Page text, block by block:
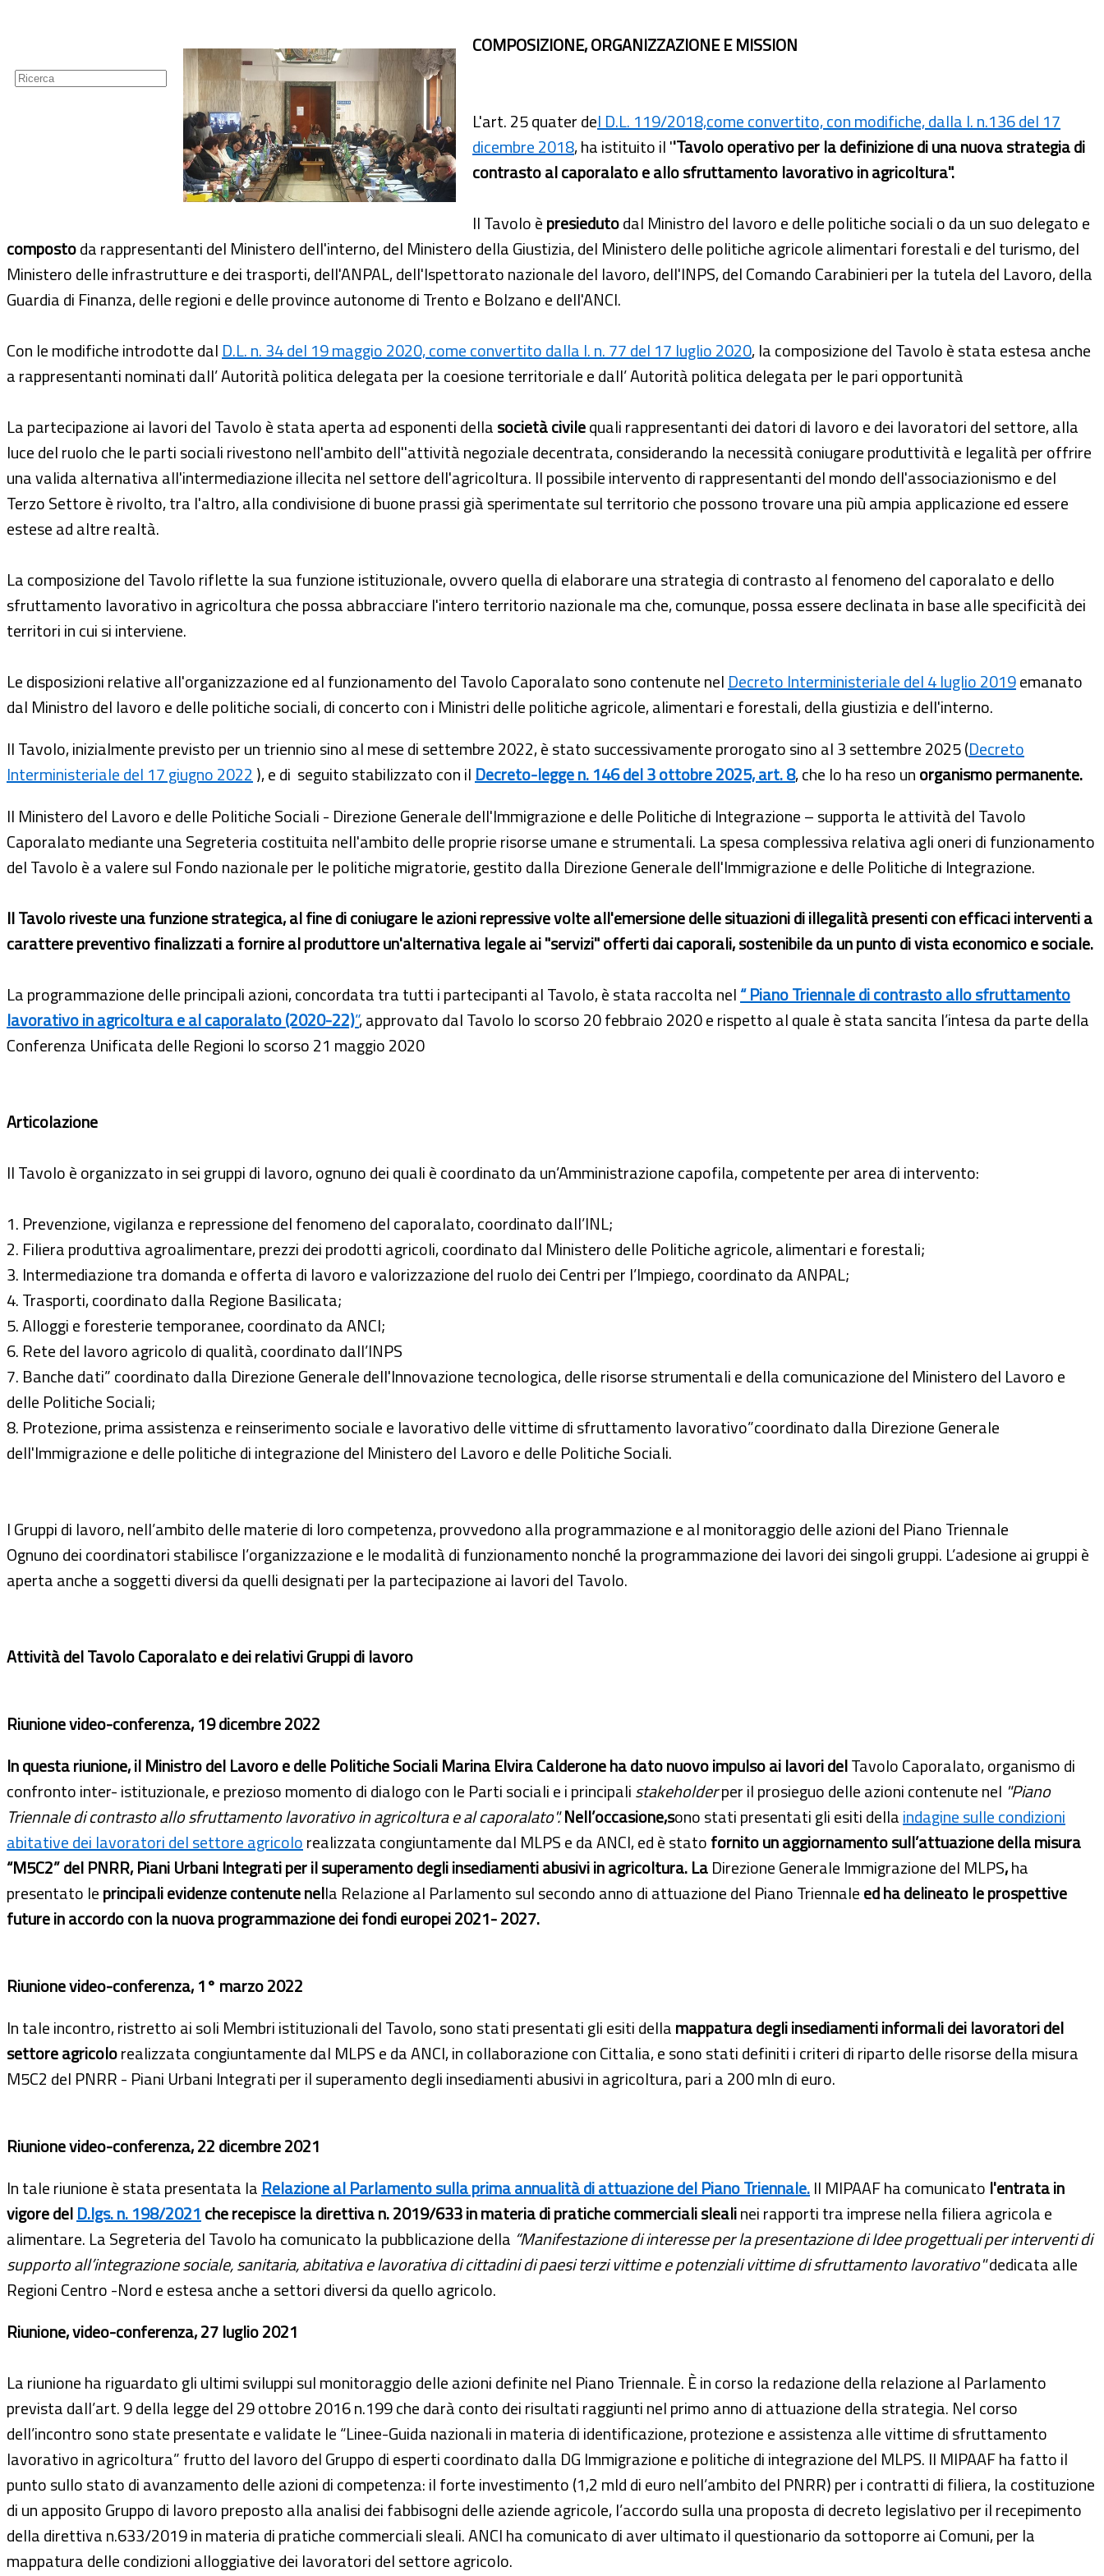
COMPOSIZIONE, ORGANIZZAZIONE E MISSION
L'art. 25 quater del D.L. 119/2018,come convertito, con modifiche, dalla l. n.136 del 17
dicembre 2018, ha istituito il ''Tavolo operativo per la definizione di una nuova strategia di
contrasto al caporalato e allo sfruttamento lavorativo in agricoltura".
Il Tavolo èpresiedutodal Ministro del lavoro e delle politiche sociali o da un suo delegato e
compostoda rappresentanti del Ministero dell'interno, del Ministero della Giustizia, del Ministero delle politiche agricole alimentari forestali e del turismo, del
Ministero delle infrastrutture e dei trasporti, dell'ANPAL, dell'Ispettorato nazionale del lavoro, dell'INPS, del Comando Carabinieri per la tutela del Lavoro, della
Guardia di Finanza, delle regioni e delle province autonome di Trento e Bolzano e dell'ANCI.
Con le modifiche introdotte dal D.L. n. 34 del 19 maggio 2020, come convertito dalla l. n. 77 del 17 luglio 2020, la composizione del Tavolo è stata estesa anche
a rappresentanti nominati dall’ Autorità politica delegata per la coesione territoriale e dall’ Autorità politica delegata per le pari opportunità
La partecipazione ai lavori del Tavolo è stata aperta ad esponenti dellasocietà civilequali rappresentanti dei datori di lavoro e dei lavoratori del settore, alla
luce del ruolo che le parti sociali rivestono nell'ambito dell''attività negoziale decentrata, considerando la necessità coniugare produttività e legalità per offrire
una valida alternativa all'intermediazione illecita nel settore dell'agricoltura. Il possibile intervento di rappresentanti del mondo dell'associazionismo e del
Terzo Settore è rivolto, tra l'altro, alla condivisione di buone prassi già sperimentate sul territorio che possono trovare una più ampia applicazione ed essere
estese ad altre realtà.
La composizione del Tavolo riflette la sua funzione istituzionale, ovvero quella di elaborare una strategia di contrasto al fenomeno del caporalato e dello
sfruttamento lavorativo in agricoltura che possa abbracciare l'intero territorio nazionale ma che, comunque, possa essere declinata in base alle specificità dei
territori in cui si interviene.
Le disposizioni relative all'organizzazione ed al funzionamento del Tavolo Caporalato sono contenute nel Decreto Interministeriale del 4 luglio 2019emanato
dal Ministro del lavoro e delle politiche sociali, di concerto con i Ministri delle politiche agricole, alimentari e forestali, della giustizia e dell'interno.
Il Tavolo, inizialmente previsto per un triennio sino al mese di settembre 2022,è stato successivamenteprorogatosinoal 3 settembre 2025 (Decreto
Interministeriale del 17 giugno 2022 ), e di seguito stabilizzato con il Decreto-legge n. 146 del 3 ottobre 2025, art. 8, che lo ha reso unorganismo permanente.
Il Ministero del Lavoro e delle Politiche Sociali - Direzione Generale dell'Immigrazione e delle Politiche di Integrazione – supporta le attività del Tavolo
Caporalato mediante una Segreteria costituita nell'ambito delle proprie risorse umane e strumentali. La spesa complessiva relativa agli oneri di funzionamento
del Tavolo è a valere sul Fondo nazionale per le politiche migratorie, gestito dalla Direzione Generale dell'Immigrazione e delle Politiche di Integrazione.
Il Tavolo riveste una funzione strategica, al fine di coniugare le azioni repressive volte all'emersione delle situazioni di illegalità presenti con efficaci interventi a
carattere preventivo finalizzati a fornire al produttore un'alternativa legale ai "servizi" offerti dai caporali, sostenibile da un punto di vista economico e sociale.
La programmazione delle principali azioni, concordata tra tutti i partecipanti al Tavolo, è stata raccolta nel“ Piano Triennale di contrasto allo sfruttamento
lavorativo in agricoltura e al caporalato (2020-22)”, approvato dal Tavolo lo scorso 20 febbraio 2020 e rispetto al quale è stata sancita l’intesa da parte della
Conferenza Unificata delle Regioni lo scorso 21 maggio 2020
Articolazione
Il Tavolo è organizzato in sei gruppi di lavoro, ognuno dei quali è coordinato da un’Amministrazione capofila, competente per area di intervento:
1. Prevenzione, vigilanza e repressione del fenomeno del caporalato, coordinato dall’INL;
2. Filiera produttiva agroalimentare, prezzi dei prodotti agricoli, coordinato dal Ministero delle Politiche agricole, alimentari e forestali;
3. Intermediazione tra domanda e offerta di lavoro e valorizzazione del ruolo dei Centri per l’Impiego, coordinato da ANPAL;
4. Trasporti, coordinato dalla Regione Basilicata;
5. Alloggi e foresterie temporanee, coordinato da ANCI;
6. Rete del lavoro agricolo di qualità, coordinato dall’INPS
7. Banche dati” coordinato dalla Direzione Generale dell'Innovazione tecnologica, delle risorse strumentali e della comunicazione del Ministero del Lavoro e
delle Politiche Sociali;
8. Protezione, prima assistenza e reinserimento sociale e lavorativo delle vittime di sfruttamento lavorativo”coordinato dalla Direzione Generale
dell'Immigrazione e delle politiche di integrazione del Ministero del Lavoro e delle Politiche Sociali.
I Gruppi di lavoro, nell’ambito delle materie di loro competenza, provvedono alla programmazione e al monitoraggio delle azioni del Piano Triennale
Ognuno dei coordinatori stabilisce l’organizzazione e le modalità di funzionamento nonché la programmazione dei lavori dei singoli gruppi. L’adesione ai gruppi è
aperta anche a soggetti diversi da quelli designati per la partecipazione ai lavori del Tavolo.
Attività del Tavolo Caporalato e dei relativi Gruppi di lavoro
Riunione video-conferenza, 19 dicembre 2022
In questa riunione, il Ministro del Lavoro e delle Politiche Sociali Marina Elvira Calderone ha dato nuovo impulso ai lavori delTavolo Caporalato, organismo di
confronto inter- istituzionale, e prezioso momento di dialogo con le Parti sociali e i principalistakeholderper il prosieguo delle azioni contenute nel "Piano
Triennale di contrasto allo sfruttamento lavorativo in agricoltura e al caporalato".Nell’occasione,sono stati presentati gli esiti dellaindagine sulle condizioni
abitative dei lavoratori del settore agricolorealizzata congiuntamente dal MLPS e da ANCI, ed è statofornito un aggiornamento sull’attuazione della misura
“M5C2” del PNRR, Piani Urbani Integrati per il superamento degli insediamenti abusivi in agricoltura. LaDirezione Generale Immigrazione del MLPS,ha
presentato leprincipali evidenze contenute nella Relazione al Parlamento sul secondo anno di attuazione del Piano Triennaleed ha delineato le prospettive
future in accordo con la nuova programmazione dei fondi europei 2021- 2027.
Riunione video-conferenza, 1° marzo 2022
In tale incontro, ristretto ai soli Membri istituzionali del Tavolo, sono stati presentati gli esiti dellamappaturadegli insediamenti informali dei lavoratori del
settore agricolorealizzata congiuntamente dal MLPS e da ANCI, in collaborazione con Cittalia, e sono stati definiti i criteri di riparto delle risorse della misura
M5C2 del PNRR - Piani Urbani Integrati per il superamento degli insediamenti abusivi in agricoltura, pari a 200 mln di euro.
Riunione video-conferenza, 22 dicembre 2021
In tale riunione è stata presentata la Relazione al Parlamento sulla prima annualità di attuazione del Piano Triennale.Il MIPAAF ha comunicato l'entrata in
vigore delD.lgs. n. 198/2021 che recepisce la direttiva n. 2019/633 in materia di pratiche commerciali slealinei rapporti tra imprese nella filiera agricola e
alimentare. La Segreteria del Tavolo ha comunicato la pubblicazione della “Manifestazione di interesse per la presentazione di Idee progettuali per interventi di
supporto all’integrazione sociale, sanitaria, abitativa e lavorativa di cittadini di paesi terzi vittime e potenziali vittime di sfruttamento lavorativo"dedicata alle
Regioni Centro -Nord e estesa anche a settori diversi da quello agricolo.
Riunione, video-conferenza, 27 luglio 2021
La riunione ha riguardato gli ultimi sviluppi sul monitoraggio delle azioni definite nel Piano Triennale. È in corso la redazione della relazione al Parlamento
prevista dall’art. 9 della legge del 29 ottobre 2016 n.199 che darà conto dei risultati raggiunti nel primo anno di attuazione della strategia. Nel corso
dell’incontro sono state presentate e validate le “Linee-Guida nazionali in materia di identificazione, protezione e assistenza alle vittime di sfruttamento
lavorativo in agricoltura” frutto del lavoro del Gruppo di esperti coordinato dalla DG Immigrazione e politiche di integrazione del MLPS. Il MIPAAF ha fatto il
punto sullo stato di avanzamento delle azioni di competenza: il forte investimento (1,2 mld di euro nell’ambito del PNRR) per i contratti di filiera, la costituzione
di un apposito Gruppo di lavoro preposto alla analisi dei fabbisogni delle aziende agricole, l’accordo sulla una proposta di decreto legislativo per il recepimento
della direttiva n.633/2019 in materia di pratiche commerciali sleali. ANCI ha comunicato di aver ultimato il questionario da sottoporre ai Comuni, per la
mappatura delle condizioni alloggiative dei lavoratori del settore agricolo.